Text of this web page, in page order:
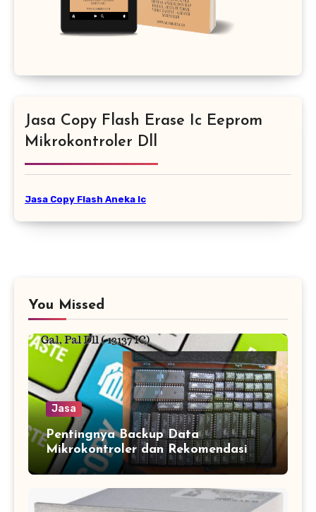
Jasa Copy Flash Erase Ic Eeprom
Mikrokontroler Dll
Jasa Copy Flash Aneka Ic
You Missed
Jasa
Pentingnya Backup Data
Mikrokontroler dan Rekomendasi
Jasa Copy IC Terpercaya